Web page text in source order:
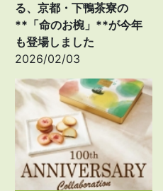
る、京都・下鴨茶寮の
**「命のお椀」**が今年
も登場しました
2026/02/03